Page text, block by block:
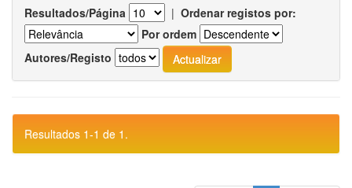
Resultados/Página | Ordenar registos por:
Por ordem
Autores/Registo
Resultados 1-1 de 1.